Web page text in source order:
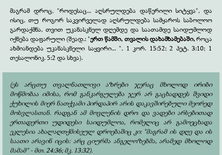
მაგრამ დროც, "როდესაც... აღსრულდება დაწერილი სიტყვა", და
ისიც, თუ როგორ საკვირველად აღსრულდება სამყაროს საბოლოო
გარდაქმნა, თვით უკანასკნელ დღემდე და საათამდე საიდუმლოდ
იქნება დაფარული (შეად.: "ერთ წამში, თვალის დახამხამებაში,როცა
ახმიანდება უკანასკნელი საყვირი... ", 1 კორ. 15:52; 2 პეტ. 3:10; 1
თესალონიკ. 5:2 და სხვა).
(ეს არცთუ თვალნათლივი აზრები ჯერაც მხოლოდ ირიბი
მოწმობაა იმისა, რომ განკარგულება ჯერ არ გაცხადდეს შვიდი
ქუხილის მიერ ნათქვამი პირდაპირ არის დაკავშირებული მეორედ
მოსვლასთან. რადგან ამ მოვლენის დრო და ვადები არსებითად
ერთადერთი უდიდესი საიდუმლოა, რომელიც არ გამოეცხადა
ეკლესია ახალაღთქმისეულ დროებაშიც კი: "მაგრამ ის დღე და ის
საათი არავინ იცის: არც ციურმა ანგელოზებმა, არამედ მხოლოდ
მამამ" - მთ. 24:36; მკ. 13:32).